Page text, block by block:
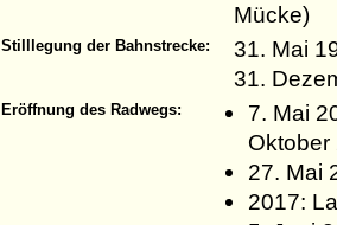
Mücke)
Stilllegung der Bahnstrecke:
31. Mai
31.
Eröffnung des Radwegs:
7. Mai
Oktober
27. Mai
2017: